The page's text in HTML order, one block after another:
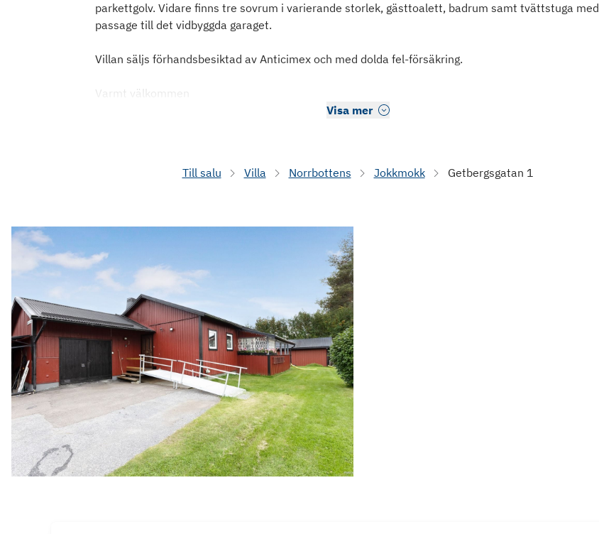
parkettgolv. Vidare finns tre sovrum i varierande storlek, gästtoalett, badrum samt tvättstuga med
passage till det vidbyggda garaget.
Villan säljs förhandsbesiktad av Anticimex och med dolda fel-försäkring.
Varmt välkommen
Visa mer
Till salu Villa Norrbottens Jokkmokk Getbergsgatan 1